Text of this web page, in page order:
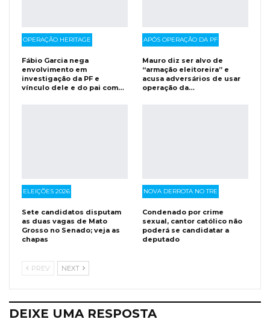
OPERAÇÃO HERITAGE
Fábio Garcia nega
envolvimento em
investigação da PF e
vínculo dele e do pai com…
APÓS OPERAÇÃO DA PF
Mauro diz ser alvo de
“armação eleitoreira” e
acusa adversários de usar
operação da…
ELEIÇÕES 2026
Sete candidatos disputam
as duas vagas de Mato
Grosso no Senado; veja as
chapas
NOVA DERROTA NO TRE
Condenado por crime
sexual, cantor católico não
poderá se candidatar a
deputado
PREV NEXT
DEIXE UMA RESPOSTA